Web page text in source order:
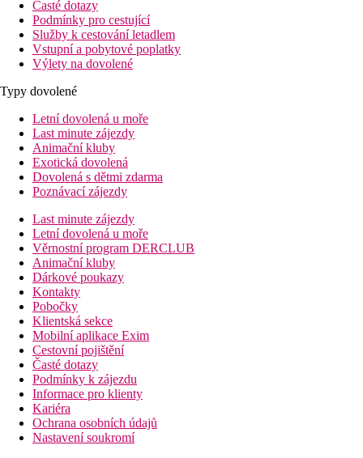
Časté dotazy
Podmínky pro cestující
Služby k cestování letadlem
Vstupní a pobytové poplatky
Výlety na dovolené
Typy dovolené
Letní dovolená u moře
Last minute zájezdy
Animační kluby
Exotická dovolená
Dovolená s dětmi zdarma
Poznávací zájezdy
Last minute zájezdy
Letní dovolená u moře
Věrnostní program DERCLUB
Animační kluby
Dárkové poukazy
Kontakty
Pobočky
Klientská sekce
Mobilní aplikace Exim
Cestovní pojištění
Časté dotazy
Podmínky k zájezdu
Informace pro klienty
Kariéra
Ochrana osobních údajů
Nastavení soukromí